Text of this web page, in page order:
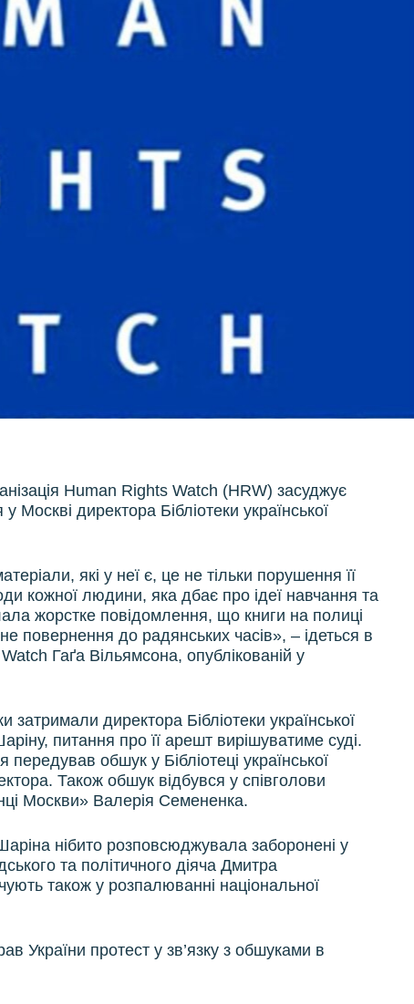
Human Rights Watch (HRW) засуджує
Москві директора Бібліотеки української
які у неї є, це не тільки порушення її
кожної людини, яка дбає про ідеї навчання та
жорстке повідомлення, що книги на полиці
повернення до радянських часів», – ідеться в
Гаґа Вільямсона, опублікованій у
затримали директора Бібліотеки української
питання про її арешт вирішуватиме суді.
обшук у Бібліотеці української
Також обшук відбувся у співголови
Москви» Валерія Семененка.
нібито розповсюджувала заборонені у
та політичного діяча Дмитра
також у розпалюванні національної
України протест у зв’язку з обшуками в